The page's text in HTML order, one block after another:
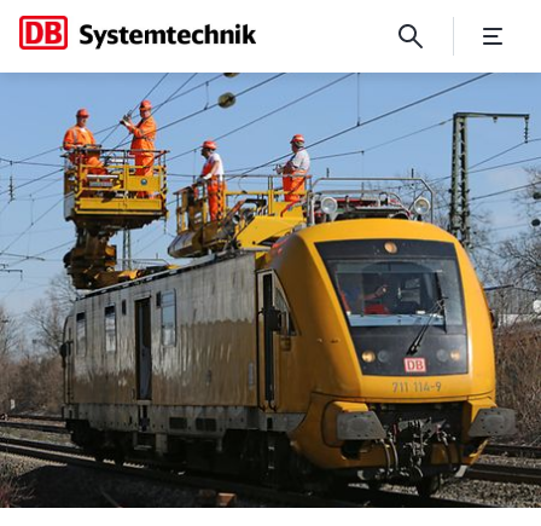
Gesamtfahrzeug -